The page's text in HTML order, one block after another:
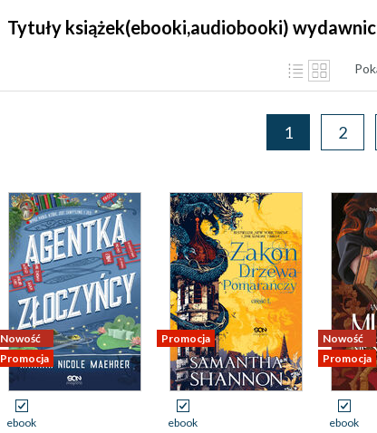
Tytuły książek(ebooki,audiobooki)
1 2
Nowość
Promocja
ebook
Promocja
ebook
Nowość
Promocja
ebook